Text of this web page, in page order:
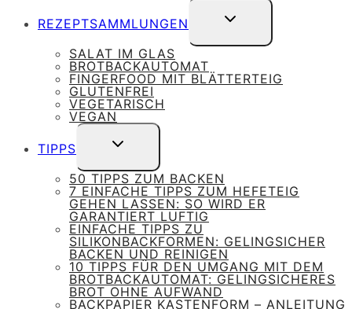
REZEPTSAMMLUNGEN
UNTERMENÜ
UMSCHALTEN
SALAT IM GLAS
BROTBACKAUTOMAT
FINGERFOOD MIT BLÄTTERTEIG
GLUTENFREI
VEGETARISCH
VEGAN
TIPPS
UNTERMENÜ
UMSCHALTEN
50 TIPPS ZUM BACKEN
7 EINFACHE TIPPS ZUM HEFETEIG
GEHEN LASSEN: SO WIRD ER
GARANTIERT LUFTIG
EINFACHE TIPPS ZU
SILIKONBACKFORMEN: GELINGSICHER
BACKEN UND REINIGEN
10 TIPPS FÜR DEN UMGANG MIT DEM
BROTBACKAUTOMAT: GELINGSICHERES
BROT OHNE AUFWAND
BACKPAPIER KASTENFORM – ANLEITUNG